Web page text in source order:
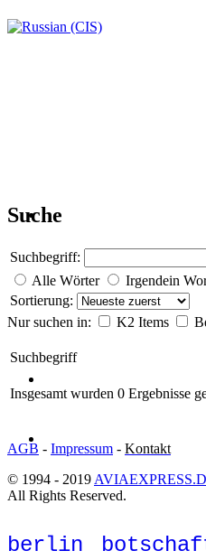
Suche
Suchbegriff:
Alle Wörter Irgendein
Sortierung:
Nur suchen in:
K2 Items
Suchbegriff
Insgesamt wurden 0 Ergebnisse
AGB - Impressum - Kontakt
© 1994 - 2019
All Rights Reserved.
berlin